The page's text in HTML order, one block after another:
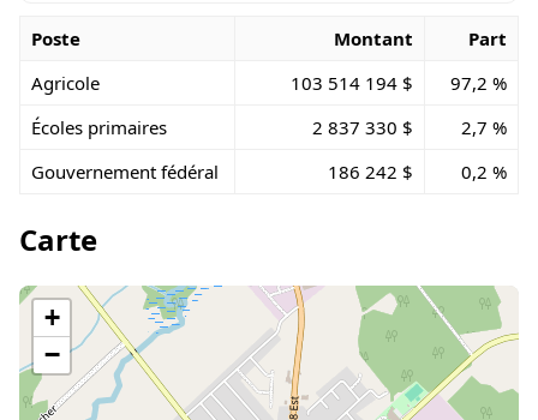
Poste Montant
Part
Agricole
103 514 194 $
97,2 %
Écoles primaires
2 837 330 $
2,7 %
Gouvernement fédéral
186 242 $ 0,2 %
Carte
+
−